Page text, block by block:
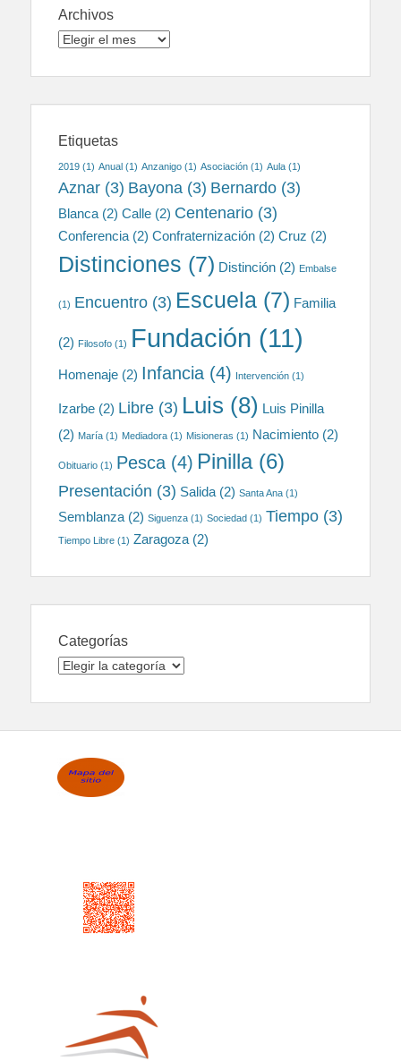
Archivos
Archivos
Etiquetas
2019 (1) Anual (1) Anzanigo (1) Asociación (1) Aula (1)
Aznar (3) Bayona (3) Bernardo (3)
Blanca (2) Calle (2) Centenario (3)
Conferencia (2) Confraternización (2) Cruz (2)
Distinciones (7) Distinción (2) Embalse
(1) Encuentro (3) Escuela (7) Familia
(2) Filosofo (1) Fundación (11)
Homenaje (2) Infancia (4) Intervención (1)
Izarbe (2) Libre (3) Luis (8) Luis Pinilla
(2) María (1) Mediadora (1) Misioneras (1) Nacimiento (2)
Obituario (1) Pesca (4) Pinilla(6)
Presentación (3) Salida (2) Santa Ana (1)
Semblanza (2) Siguenza (1) Sociedad (1) Tiempo (3)
Tiempo Libre (1) Zaragoza (2)
Categorías
Categorías